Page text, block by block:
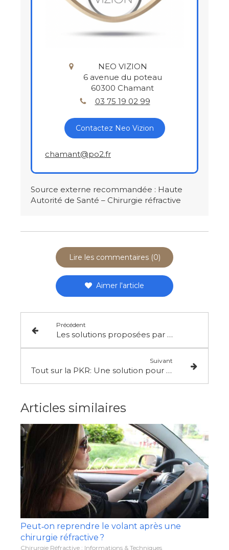
NEO VIZION
6 avenue du poteau
60300 Chamant
03 75 19 02 99
Contactez Neo Vizion
chamant@po2.fr
Source externe recommandée : Haute
Autorité de Santé – Chirurgie réfractive
Lire les commentaires (0)
Aimer l'article
Précédent
Les solutions proposées par la chirurgie réfractive dans le traitement de la myopie : Une vision claire pour l'avenir
Suivant
Tout sur la PKR: Une solution pour être libéré de ses lunettes
Articles similaires
Peut‑on reprendre le volant après une
chirurgie réfractive ?
Chirurgie Réfractive : Informations & Techniques